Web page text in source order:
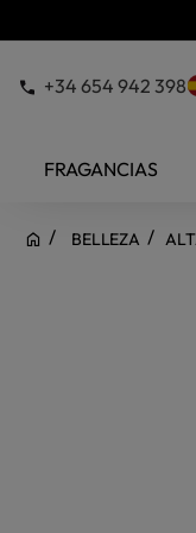
+34 654 942 398
FRAGANCIAS
BELLEZA